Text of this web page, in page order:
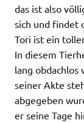
das ist also
sich und findet
Tori ist ein
In diesem
lang obdachlos
seiner Akte
abgegeben
er seine Tage